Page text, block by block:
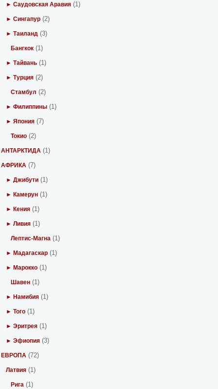
► Саудовская Аравия (1)
► Сингапур (2)
► Таиланд (3)
Бангкок (1)
► Тайвань (1)
► Турция (2)
Стамбул (2)
► Филиппины (1)
► Япония (7)
Токио (2)
АНТАРКТИДА (1)
АФРИКА (7)
► Джибути (1)
► Камерун (1)
► Кения (1)
► Ливия (1)
Лептис-Магна (1)
► Мадагаскар (1)
► Марокко (1)
Шавен (1)
► Намибия (1)
► Того (1)
► Эритрея (1)
► Эфиопия (3)
ЕВРОПА (72)
Латвия (1)
Рига (1)